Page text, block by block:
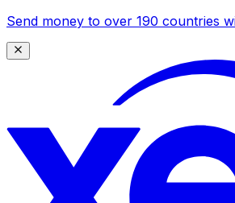
Send money to over 190 countries